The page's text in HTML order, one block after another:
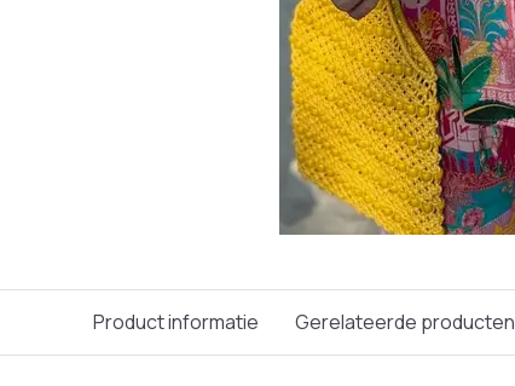
Product informatie Gerelateerde producten